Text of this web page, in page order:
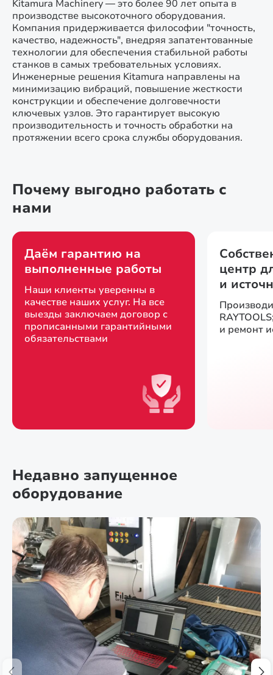
Kitamura Machinery — это более 90 лет опыта в
производстве высокоточного оборудования.
Компания придерживается философии "точность,
качество, надежность", внедряя запатентованные
технологии для обеспечения стабильной работы
станков в самых требовательных условиях.
Инженерные решения Kitamura направлены на
минимизацию вибраций, повышение жесткости
конструкции и обеспечение долговечности
ключевых узлов. Это гарантирует высокую
производительность и точность обработки на
протяжении всего срока службы оборудования.
Почему выгодно работать с
нами
Даём гарантию на
выполненные работы
Наши клиенты уверенны в
качестве наших услуг. На все
выезды заключаем договор с
прописанными гарантийными
обязательствами
центр
и
и ремонт
Недавно запущенное
оборудование